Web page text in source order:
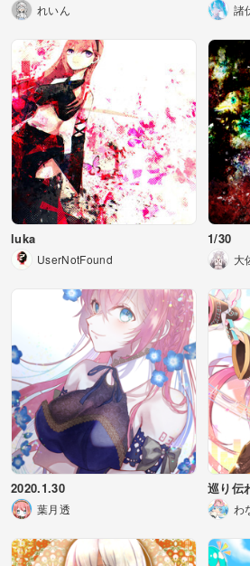
れいん 諸
luka
UserNotFound
1/30
大
2020.1.30
葉月透
巡り伝
わ